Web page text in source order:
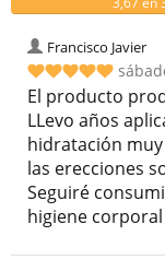
Francisco Javier
El producto
LLevo años
hidratación
las erecciones
Seguiré
higiene